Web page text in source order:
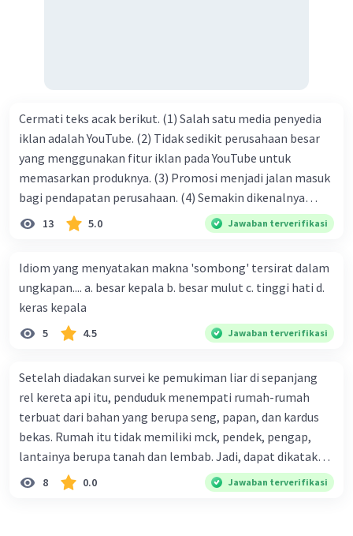
Cermati teks acak berikut. (1) Salah satu media penyedia
iklan adalah YouTube. (2) Tidak sedikit perusahaan besar
yang menggunakan fitur iklan pada YouTube untuk
memasarkan produknya. (3) Promosi menjadi jalan masuk
bagi pendapatan perusahaan. (4) Semakin dikenalnya
suatu produk oleh konsumen, semakin besar pula peluang
perusahaan kepada konsumen. Urutan yang tepat agar
menjadi teks eksposisi yang padu adalah .... A. (1)-(2)-(3)-
(4)-(5) B. (2)-(1)-(3)-(4)-(5) C. (3)-(1)-(2)-(5)-(4) D. (3)-(5)-
(4)-(1)-(2) E. (5)-(1)-(3)-(4)-(2)
13 5.0 Jawaban terverifikasi
Idiom yang menyatakan makna 'sombong' tersirat dalam
ungkapan.... a. besar kepala b. besar mulut c. tinggi hati d.
keras kepala
5 4.5 Jawaban terverifikasi
Setelah diadakan survei ke pemukiman liar di sepanjang
rel kereta api itu, penduduk menempati rumah-rumah
terbuat dari bahan yang berupa seng, papan, dan kardus
bekas. Rumah itu tidak memiliki mck, pendek, pengap,
lantainya berupa tanah dan lembab. Jadi, dapat dikatakan
bahwa tempat tinggal mereka tidak layak huni dan tidak
8 0.0 Jawaban terverifikasi